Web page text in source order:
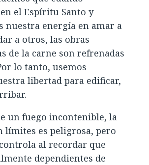
el Espíritu Santo y
nuestra energía en amar a
a otros, las obras
de la carne son refrenadas
lo tanto, usemos
libertad para edificar,
un fuego incontenible, la
límites es peligrosa, pero
al recordar que
dependientes de